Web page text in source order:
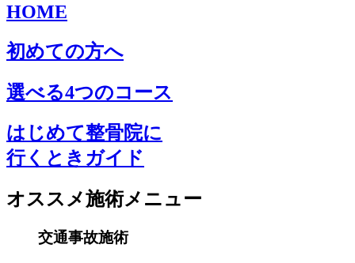
HOME
初めての方へ
選べる4つのコース
はじめて整骨院に
行くときガイド
オススメ施術メニュー
交通事故施術